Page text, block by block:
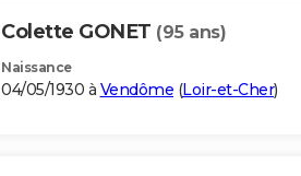
Colette GONET (95 ans)
Naissance
04/05/1930 à Vendôme (Loir-et-Cher)